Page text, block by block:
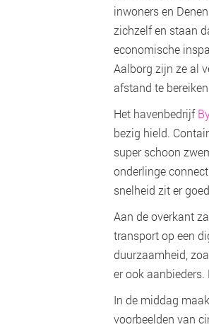
inwoners en
zichzelf en staan
economische
Aalborg zijn ze al
afstand te
Het havenbedrijf
bezig hield.
super schoon
onderlinge
snelheid zit er
Aan de overkant
transport op een
duurzaamheid,
er ook
In de middag
voorbeelden van